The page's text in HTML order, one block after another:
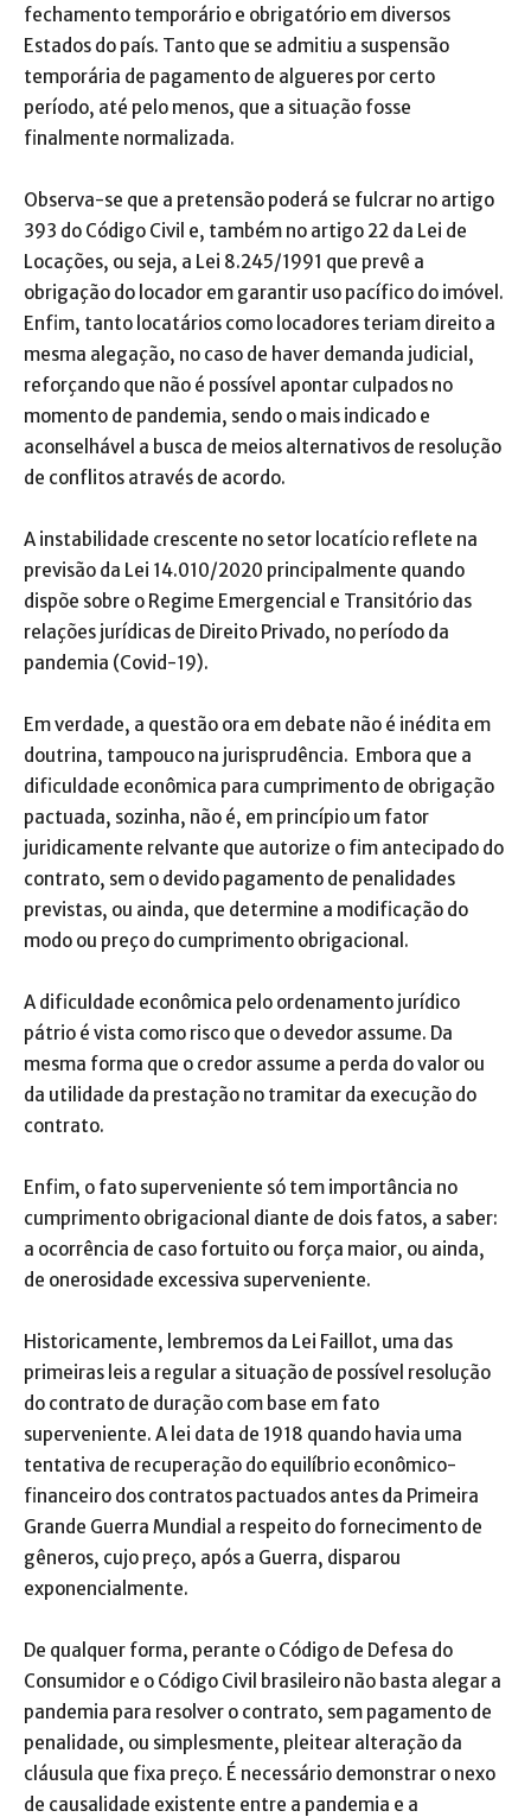
fechamento temporário e obrigatório em diversos
Estados do país. Tanto que se admitiu a suspensão
temporária de pagamento de algueres por certo
período, até pelo menos, que a situação fosse
finalmente normalizada.
Observa-se que a pretensão poderá se fulcrar no artigo
393 do Código Civil e, também no artigo 22 da Lei de
Locações, ou seja, a Lei 8.245/1991 que prevê a
obrigação do locador em garantir uso pacífico do imóvel.
Enfim, tanto locatários como locadores teriam direito a
mesma alegação, no caso de haver demanda judicial,
reforçando que não é possível apontar culpados no
momento de pandemia, sendo o mais indicado e
aconselhável a busca de meios alternativos de resolução
de conflitos através de acordo.
A instabilidade crescente no setor locatício reflete na
previsão da Lei 14.010/2020 principalmente quando
dispõe sobre o Regime Emergencial e Transitório das
relações jurídicas de Direito Privado, no período da
pandemia (Covid-19).
Em verdade, a questão ora em debate não é inédita em
doutrina, tampouco na jurisprudência. Embora que a
dificuldade econômica para cumprimento de obrigação
pactuada, sozinha, não é, em princípio um fator
juridicamente relvante que autorize o fim antecipado do
contrato, sem o devido pagamento de penalidades
previstas, ou ainda, que determine a modificação do
modo ou preço do cumprimento obrigacional.
A dificuldade econômica pelo ordenamento jurídico
pátrio é vista como risco que o devedor assume. Da
mesma forma que o credor assume a perda do valor ou
da utilidade da prestação no tramitar da execução do
contrato.
Enfim, o fato superveniente só tem importância no
cumprimento obrigacional diante de dois fatos, a saber:
a ocorrência de caso fortuito ou força maior, ou ainda,
de onerosidade excessiva superveniente.
Historicamente, lembremos da Lei Faillot, uma das
primeiras leis a regular a situação de possível resolução
do contrato de duração com base em fato
superveniente. A lei data de 1918 quando havia uma
tentativa de recuperação do equilíbrio econômico-
financeiro dos contratos pactuados antes da Primeira
Grande Guerra Mundial a respeito do fornecimento de
gêneros, cujo preço, após a Guerra, disparou
exponencialmente.
De qualquer forma, perante o Código de Defesa do
Consumidor e o Código Civil brasileiro não basta alegar a
pandemia para resolver o contrato, sem pagamento de
penalidade, ou simplesmente, pleitear alteração da
cláusula que fixa preço. É necessário demonstrar o nexo
de causalidade existente entre a pandemia e a